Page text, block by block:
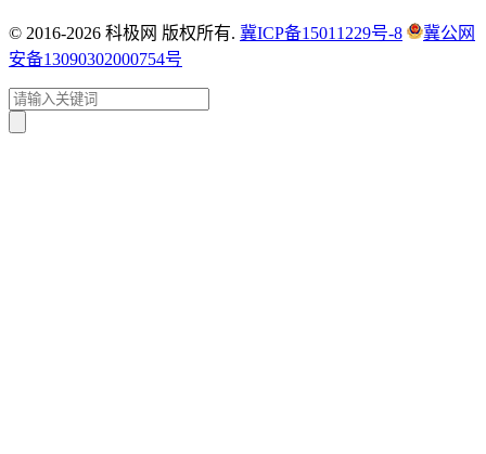
© 2016-2026 科极网 版权所有. 冀ICP备15011229号-8
冀公网
安备13090302000754号